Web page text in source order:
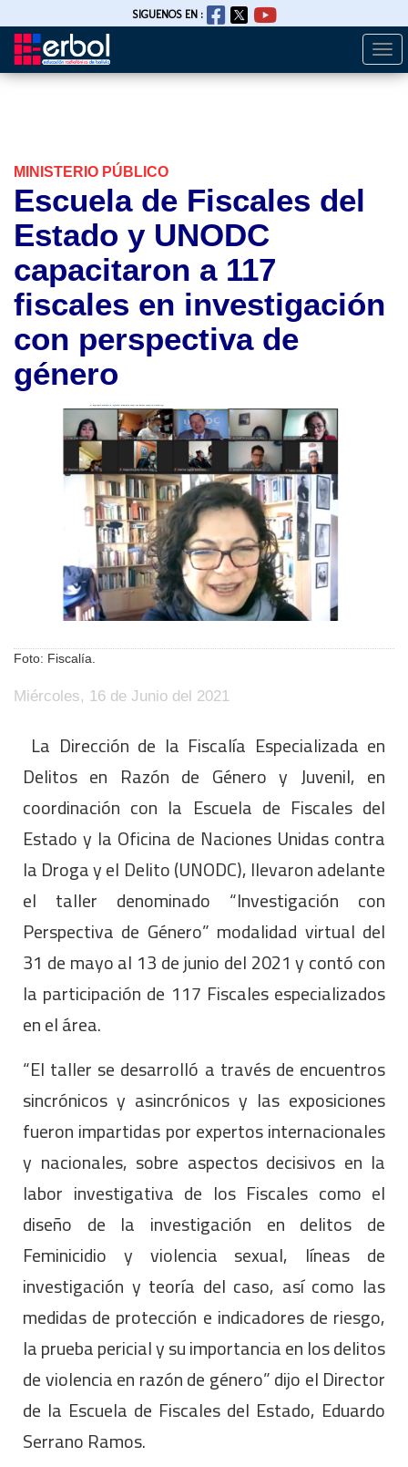
Pasar
SIGUENOS EN :
MINISTERIO PÚBLICO
Escuela de Fiscales del
Estado y UNODC
capacitaron a 117
fiscales en investigación
con perspectiva de
género
Foto: Fiscalía.
Miércoles, 16 de Junio del 2021
La Dirección de la Fiscalía Especializada en
Delitos en Razón de Género y Juvenil, en
coordinación con la Escuela de Fiscales del
Estado y la Oficina de Naciones Unidas contra
la Droga y el Delito (UNODC), llevaron adelante
el taller denominado “Investigación con
Perspectiva de Género” modalidad virtual del
31 de mayo al 13 de junio del 2021 y contó con
la participación de 117 Fiscales especializados
en el área.
“El taller se desarrolló a través de encuentros
sincrónicos y asincrónicos y las exposiciones
fueron impartidas por expertos internacionales
y nacionales, sobre aspectos decisivos en la
labor investigativa de los Fiscales como el
diseño de la investigación en delitos de
Feminicidio y violencia sexual, líneas de
investigación y teoría del caso, así como las
medidas de protección e indicadores de riesgo,
la prueba pericial y su importancia en los delitos
de violencia en razón de género” dijo el Director
de la Escuela de Fiscales del Estado, Eduardo
Serrano Ramos.